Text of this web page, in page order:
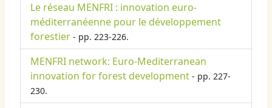
Le réseau MENFRI : innovation euro-
méditerranéenne pour le développement
forestier - pp. 223-226.
MENFRI network: Euro-Mediterranean
innovation for forest development - pp. 227-
230.